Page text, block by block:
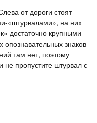
от дороги стоят
«штурвалами», на них
достаточно крупными
опознавательных знаков
там нет, поэтому
не пропустите штурвал с